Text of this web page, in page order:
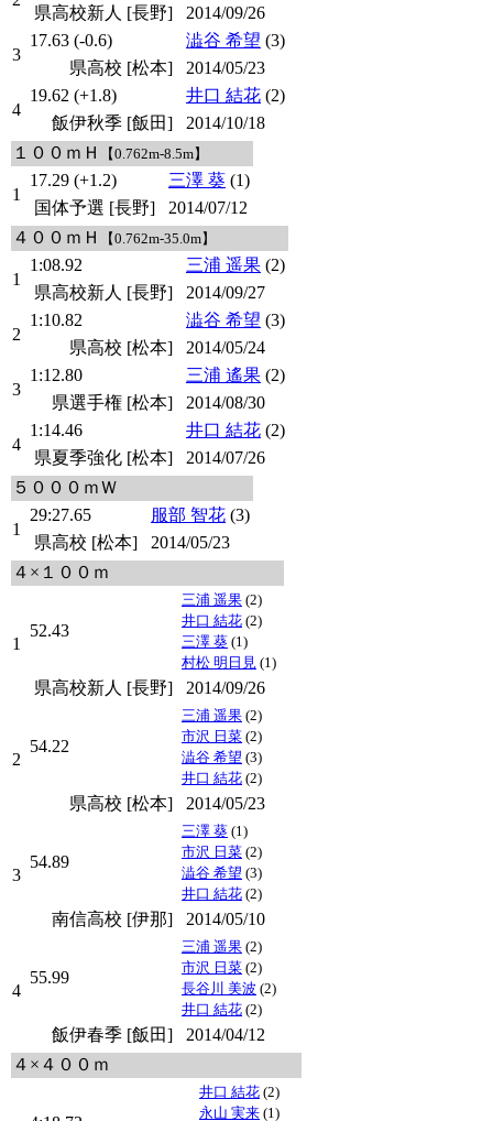
県高校新人 [長野] 2014/09/26
3
17.63 (-0.6) 澁谷 希望 (3)
県高校 [松本]
2014/05/23
4
19.62 (+1.8) 井口 結花 (2)
飯伊秋季 [飯田]
2014/10/18
１００ｍＨ
【0.762m-8.5m】
1
17.29 (+1.2) 三澤 葵 (1)
国体予選 [長野]
2014/07/12
４００ｍＨ
【0.762m-35.0m】
1
1:08.92 三浦 遥果 (2)
県高校新人 [長野]
2014/09/27
2
1:10.82 澁谷 希望 (3)
県高校 [松本]
2014/05/24
3
1:12.80 三浦 遙果 (2)
県選手権 [松本]
2014/08/30
4
1:14.46 井口 結花 (2)
県夏季強化 [松本]
2014/07/26
５０００ｍＷ
1
29:27.65 服部 智花 (3)
県高校 [松本]
2014/05/23
４×１００ｍ
1
52.43
三浦 遥果 (2)
井口 結花 (2)
三澤 葵 (1)
村松 明日見 (1)
県高校新人 [長野] 2014/09/26
2
54.22
三浦 遥果 (2)
市沢 日菜 (2)
澁谷 希望 (3)
井口 結花 (2)
県高校 [松本] 2014/05/23
3
54.89
三澤 葵 (1)
市沢 日菜 (2)
澁谷 希望 (3)
井口 結花 (2)
南信高校 [伊那] 2014/05/10
4
55.99
三浦 遥果 (2)
市沢 日菜 (2)
長谷川 美波 (2)
井口 結花 (2)
飯伊春季 [飯田]
2014/04/12
４×４００ｍ
井口 結花 (2)
永山 実来 (1)